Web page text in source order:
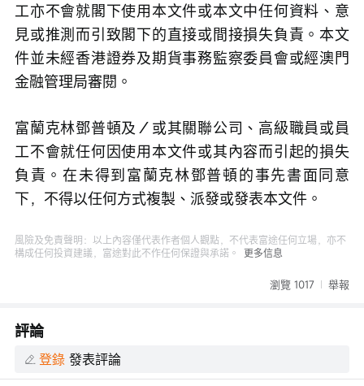
工亦不會就閣下使用本文件或本文中任何資料、意
見或推測而引致閣下的直接或間接損失負責。本文
件並未經香港證券及期貨事務監察委員會或經澳門
金融管理局審閱。
富蘭克林鄧普頓及／或其關聯公司、高級職員或員
工不會就任何因使用本文件或其內容而引起的損失
負責。在未得到富蘭克林鄧普頓的事先書面同意
下，不得以任何方式複製、派發或發表本文件。
風險及免責聲明：以上內容僅代表作者個人觀點，不代表富途任何立場，亦不
構成任何投資建議，富途對此不作任何保證與承諾。
更多信息
瀏覽 1017 舉報
評論
登錄 發表評論